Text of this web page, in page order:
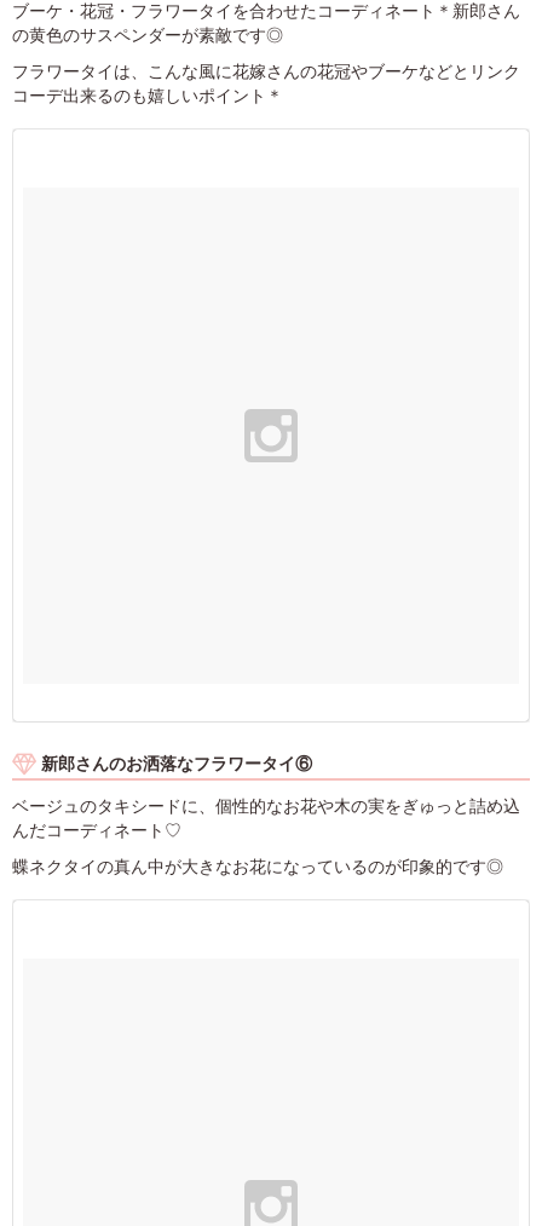
ブーケ・花冠・フラワータイを合わせたコーディネート＊新郎さん
の黄色のサスペンダーが素敵です◎
フラワータイは、こんな風に花嫁さんの花冠やブーケなどとリンク
コーデ出来るのも嬉しいポイント＊
新郎さんのお洒落なフラワータイ⑥
ベージュのタキシードに、個性的なお花や木の実をぎゅっと詰め込
んだコーディネート♡
蝶ネクタイの真ん中が大きなお花になっているのが印象的です◎